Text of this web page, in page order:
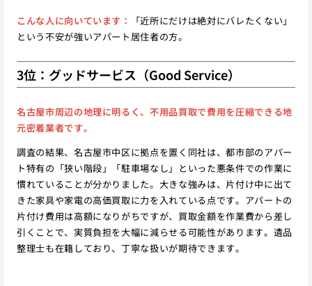
こんな人に向いています：
「近所にだけは絶対にバレたくない」
という不安が強いアパート居住者の方。
3位：グッドサービス（Good Service）
名古屋市周辺の地理に明るく、不用品買取で費用を圧縮できる地
元密着業者です。
調査の結果、名古屋市中区に拠点を置く同社は、都市部のアパー
ト特有の「狭い階段」「駐車場なし」といった悪条件での作業に
慣れていることが分かりました。大きな強みは、片付け中に出て
きた家具や家電の高価買取に力を入れている点です。アパートの
片付け費用は高額になりがちですが、買取金額を作業費から差し
引くことで、実質負担を大幅に減らせる可能性があります。遺品
整理士も在籍しており、丁寧な扱いが期待できます。